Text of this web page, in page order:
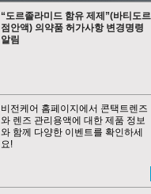
“도르졸라미드 함유 제제”(바티도르
점안액) 의약품 허가사항 변경명령
알림
비전케어 홈페이지에서 콘택트렌즈
와 렌즈 관리용액에 대한 제품 정보
와 함께 다양한 이벤트를 확인하세
요!